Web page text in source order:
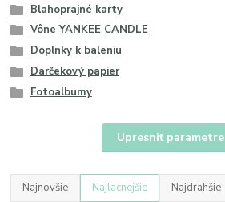
Blahoprajné karty
Vône YANKEE CANDLE
Doplnky k baleniu
Darčekový papier
Fotoalbumy
Upresniť parametre
Najnovšie Najlacnejšie Najdrahšie